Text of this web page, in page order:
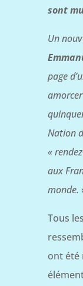
sont
Un
page
Nation
«
aux
monde.
Tous
ont été